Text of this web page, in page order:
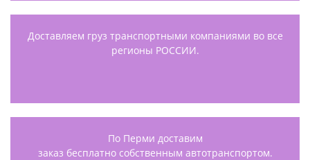
Доставляем груз транспортными компаниями во все
регионы РОССИИ.
По Перми доставим
заказ бесплатно собственным автотранспортом.